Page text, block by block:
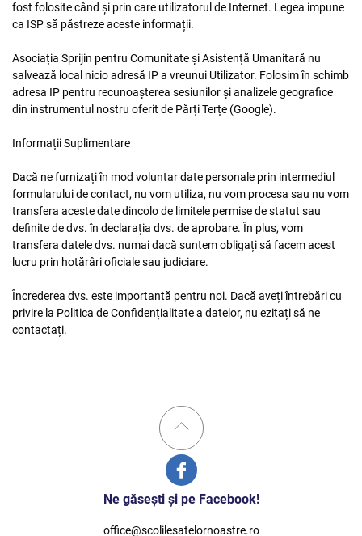
fost folosite când și prin care utilizatorul de Internet. Legea impune
ca ISP să păstreze aceste informații.
Asociația Sprijin pentru Comunitate și Asistență Umanitară nu
salvează local nicio adresă IP a vreunui Utilizator. Folosim în schimb
adresa IP pentru recunoașterea sesiunilor și analizele geografice
din instrumentul nostru oferit de Părți Terțe (Google).
Informații Suplimentare
Dacă ne furnizați în mod voluntar date personale prin intermediul
formularului de contact, nu vom utiliza, nu vom procesa sau nu vom
transfera aceste date dincolo de limitele permise de statut sau
definite de dvs. în declarația dvs. de aprobare. În plus, vom
transfera datele dvs. numai dacă suntem obligați să facem acest
lucru prin hotărâri oficiale sau judiciare.
Încrederea dvs. este importantă pentru noi. Dacă aveți întrebări cu
privire la Politica de Confidențialitate a datelor, nu ezitați să ne
contactați.
Ne găseşti şi pe Facebook!
office@scolilesatelornoastre.ro